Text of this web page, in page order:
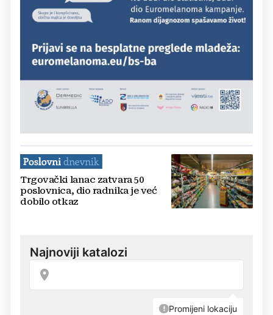
Trgovački lanac zatvara 50
poslovnica, dio radnika je već
dobilo otkaz